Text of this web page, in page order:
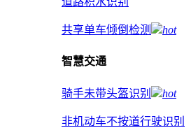
共享单车倾倒检测 hot
智慧交通
骑手未带头盔识别 hot
非机动车不按道行驶识别